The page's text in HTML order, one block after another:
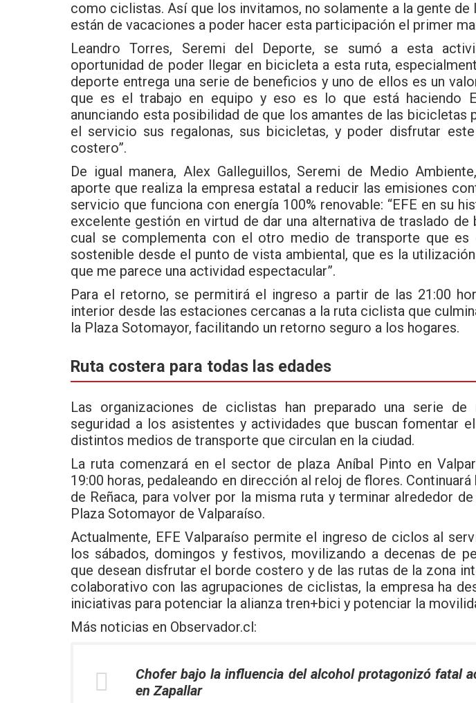
como ciclistas. Así que los invitamos, no solamente a la gente de
están de vacaciones a poder hacer esta participación el primer
Leandro Torres, Seremi del Deporte, se sumó a esta
oportunidad de poder llegar en bicicleta a esta ruta,
deporte entrega una serie de beneficios y uno de ellos es un
que es el trabajo en equipo y eso es lo que está haciendo
anunciando esta posibilidad de que los amantes de las bicicletas
el servicio sus regalonas, sus bicicletas, y poder disfrutar
costero”.
De igual manera, Alex Galleguillos, Seremi de Medio
aporte que realiza la empresa estatal a reducir las emisiones
servicio que funciona con energía 100% renovable: “EFE en su
excelente gestión en virtud de dar una alternativa de traslado de
cual se complementa con el otro medio de transporte que
sostenible desde el punto de vista ambiental, que es la
que me parece una actividad espectacular”.
Para el retorno, se permitirá el ingreso a partir de las 21:00
interior desde las estaciones cercanas a la ruta ciclista que
la Plaza Sotomayor, facilitando un retorno seguro a los hogares.
Ruta costera para todas las edades
Las organizaciones de ciclistas han preparado una serie de
seguridad a los asistentes y actividades que buscan fomentar
distintos medios de transporte que circulan en la ciudad.
La ruta comenzará en el sector de plaza Aníbal Pinto en
19:00 horas, pedaleando en dirección al reloj de flores.
de Reñaca, para volver por la misma ruta y terminar alrededor
Plaza Sotomayor de Valparaíso.
Actualmente, EFE Valparaíso permite el ingreso de ciclos al
los sábados, domingos y festivos, movilizando a decenas de
que desean disfrutar el borde costero y de las rutas de la zona
colaborativo con las agrupaciones de ciclistas, la empresa ha
iniciativas para potenciar la alianza tren+bici y potenciar la
Más noticias en Observador.cl:
Chofer bajo la influencia del alcohol protagonizó fatal
en Zapallar